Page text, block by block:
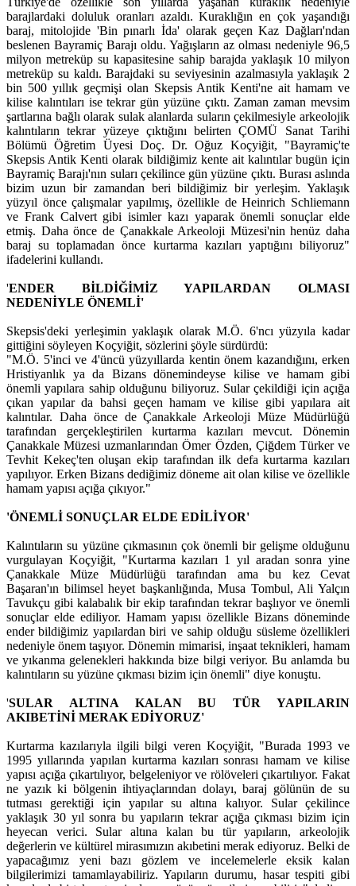
barajlardaki doluluk oranları azaldı. Kuraklığın en çok yaşandığı
baraj, mitolojide 'Bin pınarlı İda' olarak geçen Kaz Dağları'ndan
beslenen Bayramiç Barajı oldu. Yağışların az olması nedeniyle 96,5
milyon metreküp su kapasitesine sahip barajda yaklaşık 10 milyon
metreküp su kaldı. Barajdaki su seviyesinin azalmasıyla yaklaşık 2
bin 500 yıllık geçmişi olan Skepsis Antik Kenti'ne ait hamam ve
kilise kalıntıları ise tekrar gün yüzüne çıktı. Zaman zaman mevsim
şartlarına bağlı olarak sulak alanlarda suların çekilmesiyle arkeolojik
kalıntıların tekrar yüzeye çıktığını belirten ÇOMÜ Sanat Tarihi
Bölümü Öğretim Üyesi Doç. Dr. Oğuz Koçyiğit, "Bayramiç'te
Skepsis Antik Kenti olarak bildiğimiz kente ait kalıntılar bugün için
Bayramiç Barajı'nın suları çekilince gün yüzüne çıktı. Burası aslında
bizim uzun bir zamandan beri bildiğimiz bir yerleşim. Yaklaşık
yüzyıl önce çalışmalar yapılmış, özellikle de Heinrich Schliemann
ve Frank Calvert gibi isimler kazı yaparak önemli sonuçlar elde
etmiş. Daha önce de Çanakkale Arkeoloji Müzesi'nin henüz daha
baraj su toplamadan önce kurtarma kazıları yaptığını biliyoruz"
ifadelerini kullandı.
'ENDER BİLDİĞİMİZ YAPILARDAN OLMASI
NEDENİYLE ÖNEMLİ'
Skepsis'deki yerleşimin yaklaşık olarak M.Ö. 6'ncı yüzyıla kadar
gittiğini söyleyen Koçyiğit, sözlerini şöyle sürdürdü:
"M.Ö. 5'inci ve 4'üncü yüzyıllarda kentin önem kazandığını, erken
Hristiyanlık ya da Bizans dönemindeyse kilise ve hamam gibi
önemli yapılara sahip olduğunu biliyoruz. Sular çekildiği için açığa
çıkan yapılar da bahsi geçen hamam ve kilise gibi yapılara ait
kalıntılar. Daha önce de Çanakkale Arkeoloji Müze Müdürlüğü
tarafından gerçekleştirilen kurtarma kazıları mevcut. Dönemin
Çanakkale Müzesi uzmanlarından Ömer Özden, Çiğdem Türker ve
Tevhit Kekeç'ten oluşan ekip tarafından ilk defa kurtarma kazıları
yapılıyor. Erken Bizans dediğimiz döneme ait olan kilise ve özellikle
hamam yapısı açığa çıkıyor."
'ÖNEMLİ SONUÇLAR ELDE EDİLİYOR'
Kalıntıların su yüzüne çıkmasının çok önemli bir gelişme olduğunu
vurgulayan Koçyiğit, "Kurtarma kazıları 1 yıl aradan sonra yine
Çanakkale Müze Müdürlüğü tarafından ama bu kez Cevat
Başaran'ın bilimsel heyet başkanlığında, Musa Tombul, Ali Yalçın
Tavukçu gibi kalabalık bir ekip tarafından tekrar başlıyor ve önemli
sonuçlar elde ediliyor. Hamam yapısı özellikle Bizans döneminde
ender bildiğimiz yapılardan biri ve sahip olduğu süsleme özellikleri
nedeniyle önem taşıyor. Dönemin mimarisi, inşaat teknikleri, hamam
ve yıkanma gelenekleri hakkında bize bilgi veriyor. Bu anlamda bu
kalıntıların su yüzüne çıkması bizim için önemli" diye konuştu.
'SULAR ALTINA KALAN BU TÜR YAPILARIN
AKIBETİNİ MERAK EDİYORUZ'
Kurtarma kazılarıyla ilgili bilgi veren Koçyiğit, "Burada 1993 ve
1995 yıllarında yapılan kurtarma kazıları sonrası hamam ve kilise
yapısı açığa çıkartılıyor, belgeleniyor ve rölöveleri çıkartılıyor. Fakat
ne yazık ki bölgenin ihtiyaçlarından dolayı, baraj gölünün de su
tutması gerektiği için yapılar su altına kalıyor. Sular çekilince
yaklaşık 30 yıl sonra bu yapıların tekrar açığa çıkması bizim için
heyecan verici. Sular altına kalan bu tür yapıların, arkeolojik
değerlerin ve kültürel mirasımızın akıbetini merak ediyoruz. Belki de
yapacağımız yeni bazı gözlem ve incelemelerle eksik kalan
bilgilerimizi tamamlayabiliriz. Yapıların durumu, hasar tespiti gibi